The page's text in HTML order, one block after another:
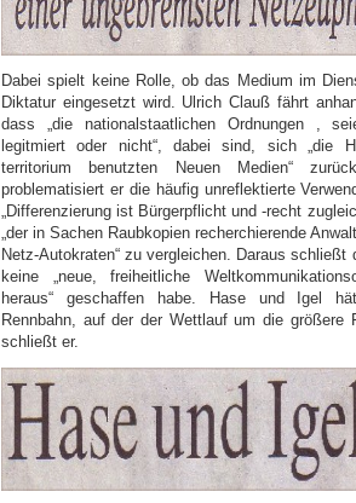
Dabei spielt keine Rolle, ob das Medium im
Diktatur eingesetzt wird. Ulrich Clauß fährt
dass „die nationalstaatlichen Ordnungen ,
legitmiert oder nicht“, dabei sind, sich „die
territorium benutzten Neuen Medien“
problematisiert er die häufig unreflektierte
„Differenzierung ist Bürgerpflicht und -recht
„der in Sachen Raubkopien recherchierende
Netz-Autokraten“ zu vergleichen. Daraus schließt
keine „neue, freiheitliche
heraus“ geschaffen habe. Hase und Igel
Rennbahn, auf der der Wettlauf um die größere
schließt er.